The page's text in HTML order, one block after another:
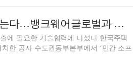
주금공, 민간기업 해외시장 개척 돕는다…뱅크웨어글로벌과 업무협약
에 필요한 기술협력에 나섰다.한국주택
한 공사 수도권동부본부에서 ‘민간 소프